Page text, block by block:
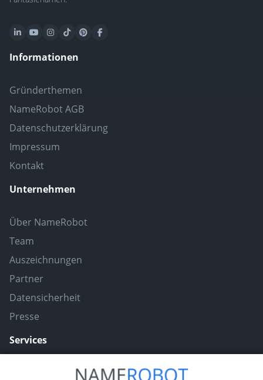
Informationen
Gründerthemen
NameRobot AGB
Datenschutzerklärung
Impressum
Kontakt
Unternehmen
Über NameRobot
Team
Auszeichnungen
Partner
Datensicherheit
Presse
Services
Naming ToolBox